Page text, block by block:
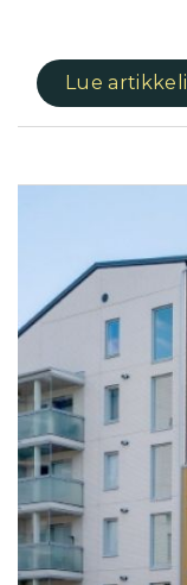
Lue artikkeli